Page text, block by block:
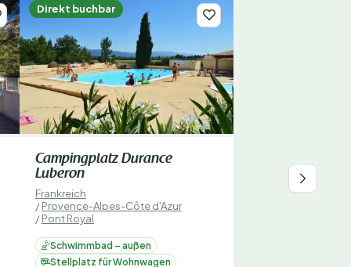
Direkt buchbar
Campingplatz Durance
Luberon
Frankreich
/Provence-Alpes-Côte d'Azur
/Pont Royal
Schwimmbad – außen
Stellplatz für Wohnwagen